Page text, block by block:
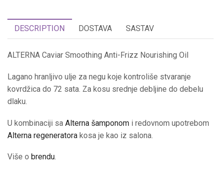
DESCRIPTION DOSTAVA SASTAV
ALTERNA Caviar Smoothing Anti-Frizz Nourishing Oil
Lagano hranljivo ulje za negu koje kontroliše stvaranje
kovrdžica do 72 sata. Za kosu srednje debljine do debelu
dlaku.
U kombinaciji sa Alterna šamponom i redovnom upotrebom
Alterna regeneratora kosa je kao iz salona.
Više o brendu.